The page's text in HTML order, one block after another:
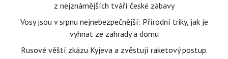
z nejznámějších tváří české zábavy
Vosy jsou v srpnu nejnebezpečnější: Přírodní triky, jak je
vyhnat ze zahrady a domu
Rusové věští zkázu Kyjeva a zvěstují raketový postup.